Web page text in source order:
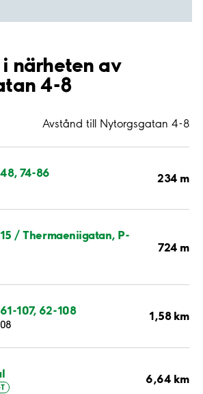
närheten av
4-8
Avstånd till Nytorgsgatan 4-8
74-86 234 m
/ Thermaeniigatan, P-
724 m
107, 62-108 1,58 km
6,64 km